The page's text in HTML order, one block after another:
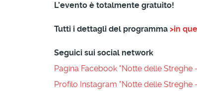
L’evento è totalmente gratuito!
Tutti i dettagli del programma >in
Seguici sui social network
Pagina Facebook "Notte delle Streghe
Profilo Instagram "Notte delle Streghe